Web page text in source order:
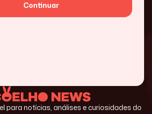
Continuar
para notícias, análises e curiosidades do